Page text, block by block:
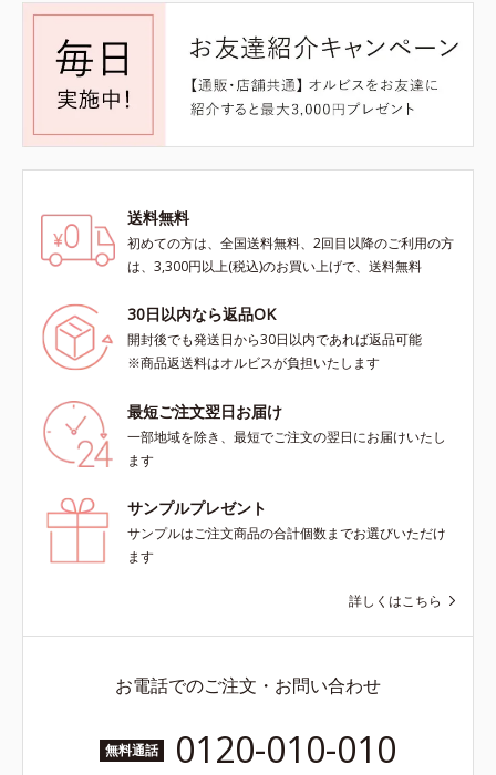
送料無料
初めての方は、全国送料無料、2回目以降のご利用の方
は、3,300円以上(税込)のお買い上げで、送料無料
30日以内なら返品OK
開封後でも発送日から30日以内であれば返品可能
※商品返送料はオルビスが負担いたします
最短ご注文翌日お届け
一部地域を除き、最短でご注文の翌日にお届けいたし
ます
サンプルプレゼント
サンプルはご注文商品の合計個数までお選びいただけ
ます
詳しくはこちら
お電話でのご注文・お問い合わせ
無料通話 0120-010-010